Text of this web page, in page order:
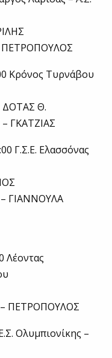
ΠΕΤΡΟΠΟΥΛΟΣ
Κρόνος Τυρνάβου
ΔΟΤΑΣ Θ.
ΓΚΑΤΖΙΑΣ
Γ.Σ.Ε. Ελασσόνας
ΓΙΑΝΝΟΥΛΑ
Λέοντας
ΠΕΤΡΟΠΟΥΛΟΣ
Ολυμπιονίκης –